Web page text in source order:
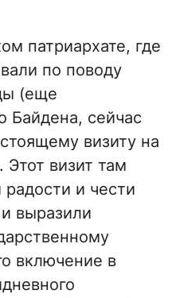
патриархате, где
по поводу
(еще
Байдена, сейчас
визиту на
Этот визит там
и чести
выразили
включение в